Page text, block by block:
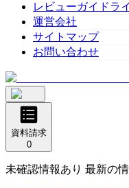
レビューガイドラ
運営会社
サイトマップ
お問い合わせ
資料請求
0
未確認情報あり 最新の